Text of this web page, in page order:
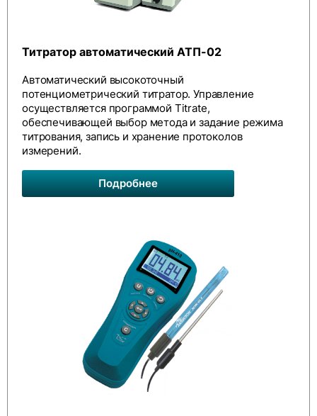
Титратор автоматический АТП-02
Автоматический высокоточный
потенциометрический титратор. Управление
осуществляется программой Titrate,
обеспечивающей выбор метода и задание режима
титрования, запись и хранение протоколов
измерений.
Подробнее